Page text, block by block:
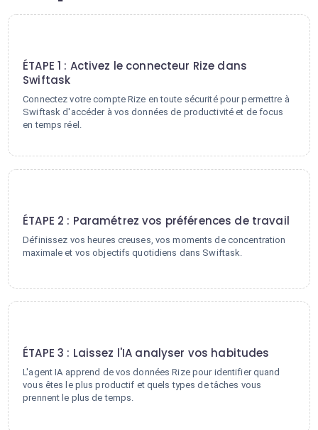
ÉTAPE 1 : Activez le connecteur Rize dans
Swiftask
Connectez votre compte Rize en toute sécurité pour permettre à
Swiftask d'accéder à vos données de productivité et de focus
en temps réel.
ÉTAPE 2 : Paramétrez vos préférences de travail
Définissez vos heures creuses, vos moments de concentration
maximale et vos objectifs quotidiens dans Swiftask.
ÉTAPE 3 : Laissez l'IA analyser vos habitudes
L'agent IA apprend de vos données Rize pour identifier quand
vous êtes le plus productif et quels types de tâches vous
prennent le plus de temps.